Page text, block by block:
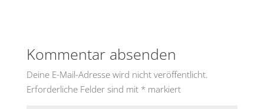
Kommentar absenden
Deine E-Mail-Adresse wird nicht veröffentlicht.
Erforderliche Felder sind mit *markiert